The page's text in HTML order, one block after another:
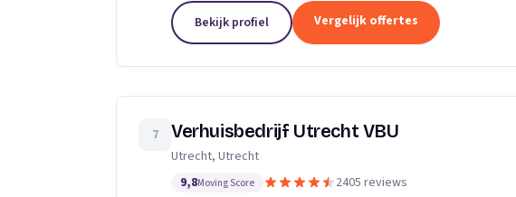
Bekijk profiel Vergelijk offertes
7 Verhuisbedrijf Utrecht VBU
Utrecht, Utrecht
9,8Moving Score 2405 reviews